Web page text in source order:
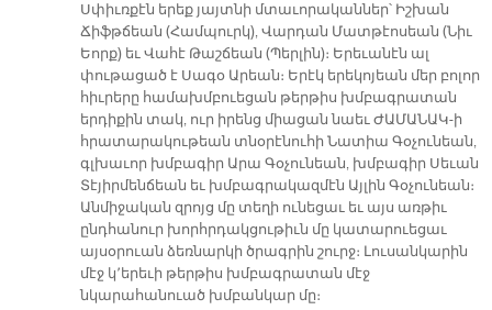
Սփիւռքէն երեք յայտնի մտաւորականներ՝ Իշխան
Ճիֆթճեան (Համպուրկ), Վարդան Մատթէոսեան (Նիւ
Եորք) եւ Վահէ Թաշճեան (Պերլին)։ Երեւանէն ալ
փութացած է Սագօ Արեան։ Երէկ երեկոյեան մեր բոլոր
հիւրերը համախմբուեցան թերթիս խմբագրատան
երդիքին տակ, ուր իրենց միացան նաեւ ԺԱՄԱՆԱԿ-ի
հրատարակութեան տնօրէնուհի Նատիա Գօչունեան,
գլխաւոր խմբագիր Արա Գօչունեան, խմբագիր Սեւան
Տէյիրմենճեան եւ խմբագրակազմէն Այլին Գօչունեան։
Անմիջական զրոյց մը տեղի ունեցաւ եւ այս առթիւ
ընդհանուր խորհրդակցութիւն մը կատարուեցաւ
այսօրուան ձեռնարկի ծրագրին շուրջ։ Լուսանկարին
մէջ կ՚երեւի թերթիս խմբագրատան մէջ
նկարահանուած խմբանկար մը։